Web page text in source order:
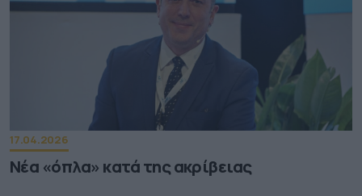
17.04.2026
Νέα «όπλα» κατά της ακρίβειας